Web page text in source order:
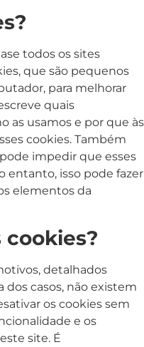
todos os sites
que são pequenos
para melhorar
quais
as usamos e por que às
cookies. Também
impedir que esses
entanto, isso pode fazer
elementos da
cookies?
detalhados
dos casos, não existem
os cookies sem
e os
site. É